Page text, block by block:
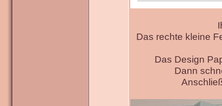
Das rechte kleine
Das Design
Dann